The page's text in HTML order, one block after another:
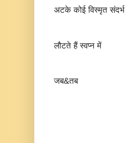
अटके कोई विस्मृत संदर्भ
लौटते हैं स्वप्न में
जब&तब